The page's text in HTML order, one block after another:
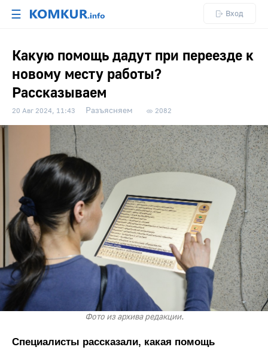
☰ Вход
Какую помощь дадут при переезде к
новому месту работы?
Рассказываем
20 Авг 2024, 11:43 Разъясняем 2082
Фото из архива редакции.
Специалисты рассказали, какая помощь